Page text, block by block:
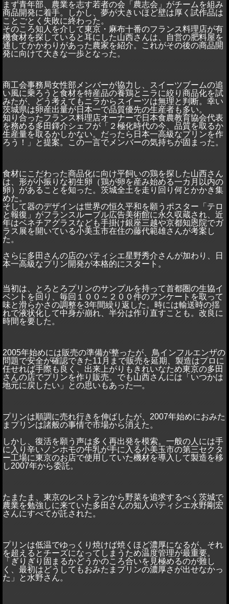
まず青年部、農業を志す若者の会「農志会」がチームを組み
商品開発に着手。しかし、夢が大きいほど壁は厚く試作品は
ことごとく失敗に終わった。
そのころ知人を介して東京・麻布十番のフランス料理店が有
機食材を探していると耳にした山西さんは、自営の肥料屋を
通してかかわりがあった農家を紹介。これがその後の商品開
発に向けて大きな一歩となった。
商工会事務局女性部メンバーが協力し、スイーツブームの追
い風に乗ろうと食材を特産品の養鶏とニラに絞り商品化を試
みたが、どう考えてもニラからスイーツは無理と判断。幸い
茨城県は卵産出量が日本一で品質優先の生産者も多い。
知り合ったフランス料理店オーナーで日本食農教育協会代表
を務める多田鐸介シェフが「２極化時代の今、品質を取るか
生産量を取るかしかない。だったら日本一高級なプリンを作
ろう！」と提案。この一言でメンバーの気持ちが固まった。
食材にこだわった商品化に向け平飼いの鶏を探した山西さん
は、形が小振りな初生卵（鶏が卵を産み始める一カ月以内の
卵）があることを知った。茨城全土を走り回り何とかかき集
めた。
そして器のデザインは世界の恒久平和を願うポスター「テロ
と報復」がフランスルーブル広告美術館に永久収蔵され、近
年はベネチアグラスなども手掛け銀座三越や京都知恩院でガ
ラス展を開いている小美玉市在住の藤代範雄さんが考案し
た。
さらに多田さんの店のパティシエ星野秀介さんが加わり、日
本一高級なプリン開発が本格的にスタート。
当初は、とろとろプリンのサンプルを持って首都圏の生協イ
ベントを回り、毎回１００～２００件のアンケートを取って
味と滑らかさの調整を3年間繰り返した。時には輸送時の揺
れで液状化して中身が崩れ、半分は作り直すことも。改良に
時間を要した。
2005年始めには販売の準備が整ったが、鳥インフルエンザの
問題で安全が確認できた11月まで販売を延期、製造はプロに
任せれば手際も良く、出来上がりもきれいなため東京の多田
さんの店でプリンを作り販売。でも山西さんには「いつかは
地元に戻したい」との思いもあった―。
プリンは順調に売れ行きを伸ばしたが、 2007年始めにおみた
まプリンは諸般の事情で市場から消えた。
しかし、復活を願う声は多く再出発を模索。一般の人には手
に入り辛いノンホモの牛乳が手に入る小美玉市の第三セクタ
ー工場に東京のお店で使用していた機材を導入して製造を移
し2007年から委託。
たまたま、東京のレストランから野菜を追求するべく茨城で
農業を勉強しに来ていた多田さんの知人パティシエ水野剛宏
さんにすべてが託された。
プリンは低温でゆっくり焼けば焼くほど濃厚になるが、それ
を超えるとチーズになってしまうため温度管理が最重要。
「ぎりぎり固まるかどうかのころ合いを見極めるのが難し
く、最初はどうしてもおみたまプリンの濃厚さが出せなかっ
た」と水野さん。